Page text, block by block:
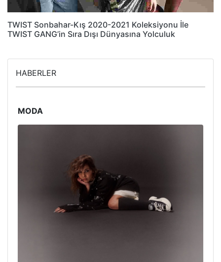
TWIST Sonbahar-Kış 2020-2021 Koleksiyonu İle
TWIST GANG’in Sıra Dışı Dünyasına Yolculuk
HABERLER
MODA